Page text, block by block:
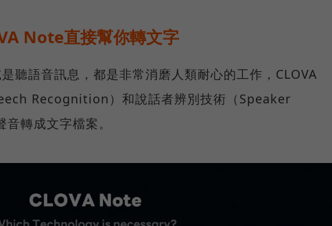
Note直接幫你轉文字
聽語音訊息，都是非常消磨人類耐心的工作，CLOVA
Recognition）和說話者辨別技術（Speaker
轉成文字檔案。